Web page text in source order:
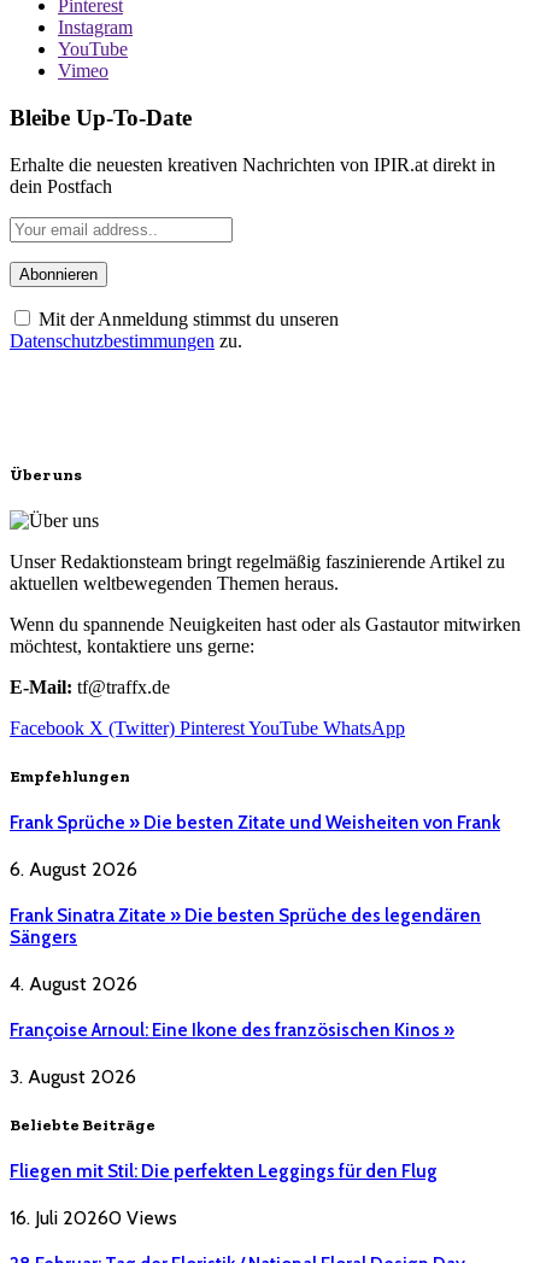
Pinterest
Instagram
YouTube
Vimeo
Bleibe Up-To-Date
Erhalte die neuesten kreativen Nachrichten von IPIR.at direkt in
dein Postfach
Mit der Anmeldung stimmst du unseren
Datenschutzbestimmungen zu.
Über uns
Unser Redaktionsteam bringt regelmäßig faszinierende Artikel zu
aktuellen weltbewegenden Themen heraus.
Wenn du spannende Neuigkeiten hast oder als Gastautor mitwirken
möchtest, kontaktiere uns gerne:
E-Mail: tf@traffx.de
Facebook X (Twitter) PinterestYouTube WhatsApp
Empfehlungen
Frank Sprüche » Die besten Zitate und Weisheiten von Frank
6. August 2026
Frank Sinatra Zitate » Die besten Sprüche des legendären
Sängers
4. August 2026
Françoise Arnoul: Eine Ikone des französischen Kinos »
3. August 2026
Beliebte Beiträge
Fliegen mit Stil: Die perfekten Leggings für den Flug
16. Juli 20260 Views